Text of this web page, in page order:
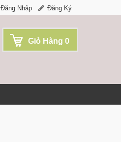
Đăng Nhập Đăng Ký
Giỏ Hàng 0